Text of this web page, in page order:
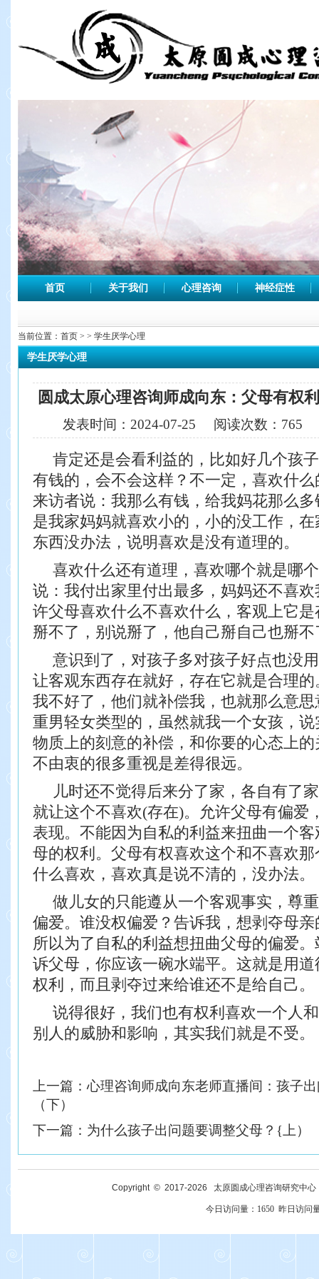
首页 关于我们 心理咨询 神经症性
当前位置： 首页 > > 学生厌学心理
学生厌学心理
圆成太原心理咨询师成向东：父母有权
发表时间： 2024-07-25 阅读次数： 765
肯定还是会看利益的，比如好几个孩
有钱的，会不会这样？不一定，喜欢什
来访者说：我那么有钱，给我妈花那么
是我家妈妈就喜欢小的，小的没工作，
东西没办法，说明喜欢是没有道理的。
喜欢什么还有道理，喜欢哪个就是哪
说：我付出家里付出最多，妈妈还不喜
许父母喜欢什么不喜欢什么，客观上它
掰不了，别说掰了，他自己掰自己也掰不
意识到了，对孩子多对孩子好点也没
让客观东西存在就好，存在它就是合理
我不好了，他们就补偿我，也就那么意
重男轻女类型的，虽然就我一个女孩，
物质上的刻意的补偿，和你要的心态上
不由衷的很多重视是差得很远。
儿时还不觉得后来分了家，各自有了
就让这个不喜欢(存在)。允许父母有偏爱
表现。不能因为自私的利益来扭曲一个
母的权利。父母有权喜欢这个和不喜欢
什么喜欢，喜欢真是说不清的，没办法。
做儿女的只能遵从一个客观事实，尊
偏爱。谁没权偏爱？告诉我，想剥夺母
所以为了自私的利益想扭曲父母的偏爱
诉父母，你应该一碗水端平。这就是用
权利，而且剥夺过来给谁还不是给自己。
说得很好，我们也有权利喜欢一个人
别人的威胁和影响，其实我们就是不受。
上一篇：心理咨询师成向东老师直播间：孩子
（下）
下一篇： 为什么孩子出问题要调整父母？{上）
Copyright © 2017-2026 太原圆成心理咨询研究中
今日访问量： 1650 昨日访问